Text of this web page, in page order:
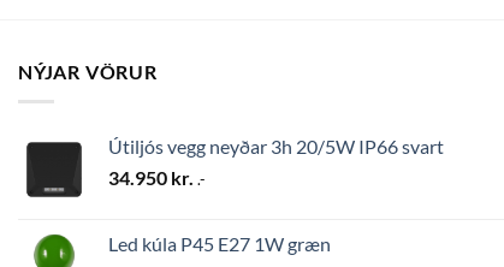
NÝJAR VÖRUR
Útiljós vegg neyðar 3h 20/5W IP66 svart
34.950 kr. .-
Led kúla P45 E27 1W græn